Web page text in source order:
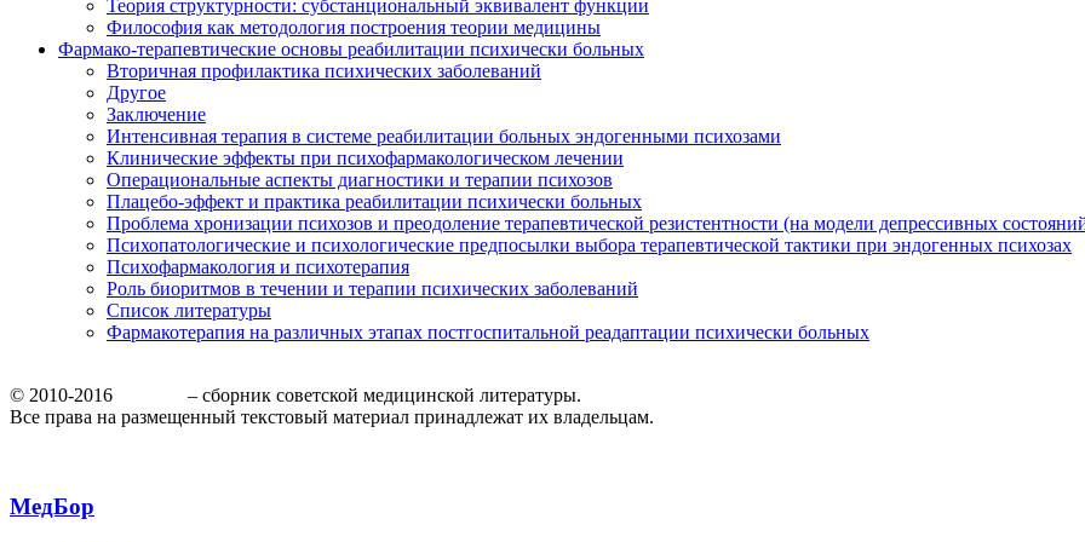
Теория структурности: субстанциональный эквивалент функции
Философия как методология построения теории медицины
Фармако-терапевтические основы реабилитации психически больных
Вторичная профилактика психических заболеваний
Другое
Заключение
Интенсивная терапия в системе реабилитации больных эндогенными психозами
Клинические эффекты при психофармакологическом лечении
Операциональные аспекты диагностики и терапии психозов
Плацебо-эффект и практика реабилитации психически больных
Проблема хронизации психозов и преодоление терапевтической резистентности (на модели депрессивных
Психопатологические и психологические предпосылки выбора терапевтической тактики при эндогенных психозах
Психофармакология и психотерапия
Роль биоритмов в течении и терапии психических заболеваний
Список литературы
Фармакотерапия на различных этапах постгоспитальной реадаптации психически больных
© 2010-2016
– сборник советской медицинской литературы.
Все права на размещенный текстовый материал принадлежат их владельцам.
МедБор